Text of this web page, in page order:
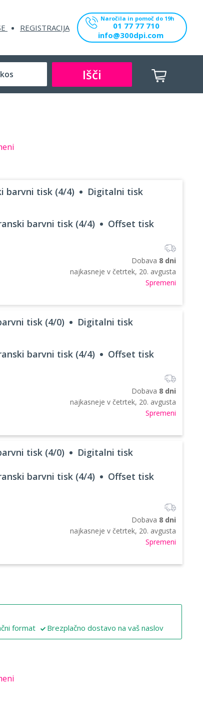
REGISTRACIJA
Naročila in pomoč do 19h
01 77 77 710
info@300dpi.com
Išči
barvni tisk (4/4) Digitalni tisk
barvni tisk (4/4) Offset tisk
Dobava 8 dni
najkasneje v četrtek, 20. avgusta
Spremeni
tisk (4/0) Digitalni tisk
barvni tisk (4/4) Offset tisk
Dobava 8 dni
najkasneje v četrtek, 20. avgusta
Spremeni
tisk (4/0) Digitalni tisk
barvni tisk (4/4) Offset tisk
Dobava 8 dni
najkasneje v četrtek, 20. avgusta
Spremeni
format Brezplačno dostavo na vaš naslov